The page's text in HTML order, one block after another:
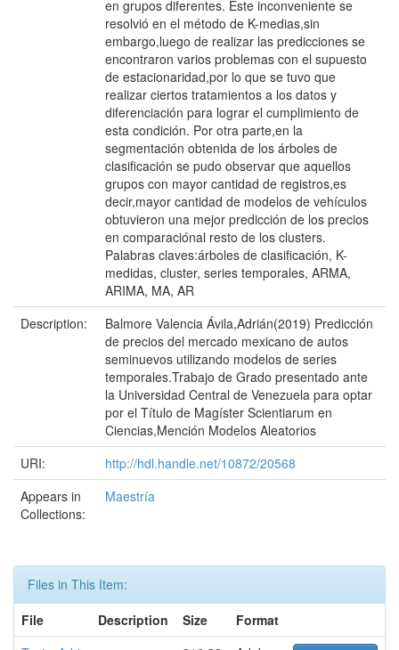
en grupos diferentes. Este inconveniente se
resolvió en el método de K-medias,sin
embargo,luego de realizar las predicciones se
encontraron varios problemas con el supuesto
de estacionaridad,por lo que se tuvo que
realizar ciertos tratamientos a los datos y
diferenciación para lograr el cumplimiento de
esta condición. Por otra parte,en la
segmentación obtenida de los árboles de
clasificación se pudo observar que aquellos
grupos con mayor cantidad de registros,es
decir,mayor cantidad de modelos de vehículos
obtuvieron una mejor predicción de los precios
en comparaciónal resto de los clusters.
Palabras claves:árboles de clasificación, K-
medidas, cluster, series temporales, ARMA,
ARIMA, MA, AR
Description:
Balmore Valencia Ávila,Adrián(2019) Predicción
de precios del mercado mexicano de autos
seminuevos utilizando modelos de series
temporales.Trabajo de Grado presentado ante
la Universidad Central de Venezuela para optar
por el Título de Magíster Scientiarum en
Ciencias,Mención Modelos Aleatorios
URI:
http://hdl.handle.net/10872/20568
Appears in
Collections:
Maestría
Files in This Item:
File
Description Size
Format